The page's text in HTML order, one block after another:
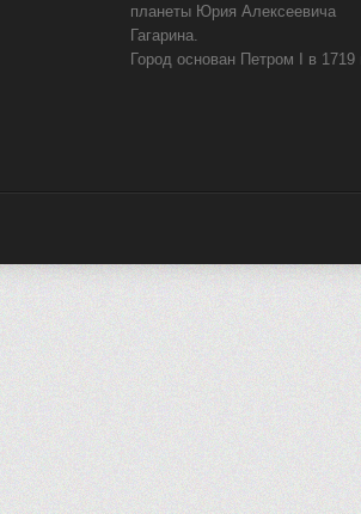
планеты Юрия Алексеевича
Гагарина.
Город основан Петром I в 1719